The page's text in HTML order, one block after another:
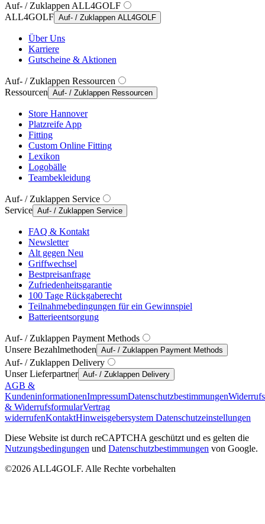
Auf- / Zuklappen ALL4GOLF
ALL4GOLF Auf- / Zuklappen ALL4GOLF
Über Uns
Karriere
Gutscheine & Aktionen
Auf- / Zuklappen Ressourcen
Ressourcen Auf- / Zuklappen Ressourcen
Store Hannover
Platzreife App
Fitting
Custom Online Fitting
Lexikon
Logobälle
Teambekleidung
Auf- / Zuklappen Service
Service Auf- / Zuklappen Service
FAQ & Kontakt
Newsletter
Alt gegen Neu
Griffwechsel
Bestpreisanfrage
Zufriedenheitsgarantie
100 Tage Rückgaberecht
Teilnahmebedingungen für ein Gewinnspiel
Batterieentsorgung
Auf- / Zuklappen Payment Methods
Unsere Bezahlmethoden Auf- / Zuklappen Payment Methods
Auf- / Zuklappen Delivery
Unser Lieferpartner Auf- / Zuklappen Delivery
AGB &
KundeninformationenImpressumDatenschutzbestimmungen
& WiderrufsformularVertrag
widerrufenKontaktHinweisgebersystem Datenschutzeinstellungen
Diese Website ist durch reCAPTCHA geschützt und es gelten die
Nutzungsbedingungen und Datenschutzbestimmungen von Google.
©2026 ALL4GOLF. Alle Rechte vorbehalten